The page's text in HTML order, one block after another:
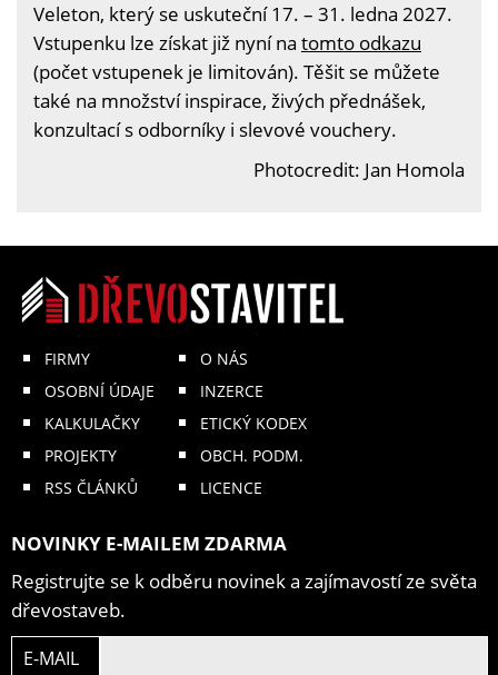
Veleton, který se uskuteční 17. – 31. ledna 2027.
Vstupenku lze získat již nyní na tomto odkazu
(počet vstupenek je limitován). Těšit se můžete
také na množství inspirace, živých přednášek,
konzultací s odborníky i slevové vouchery.
Photocredit: Jan Homola
FIRMY
OSOBNÍ ÚDAJE
KALKULAČKY
PROJEKTY
RSS ČLÁNKŮ
O NÁS
INZERCE
ETICKÝ KODEX
OBCH. PODM.
LICENCE
NOVINKY E-MAILEM ZDARMA
Registrujte se k odběru novinek a zajímavostí ze světa
dřevostaveb.
E-MAIL